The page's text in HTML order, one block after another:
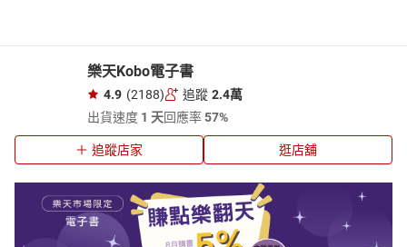
樂天Kobo電子書
4.9 (2188) 追蹤 2.4萬
出貨速度 1 天回應率57%
追蹤店家 逛店舖